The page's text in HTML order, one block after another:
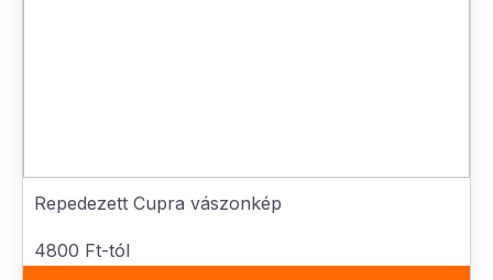
Repedezett Cupra vászonkép
4800 Ft-tól